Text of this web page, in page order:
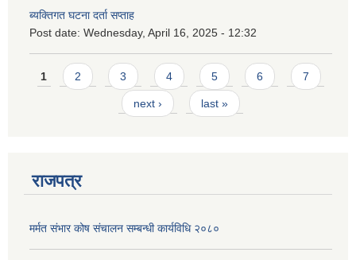
ब्यक्तिगत घटना दर्ता सप्ताह
Post date: Wednesday, April 16, 2025 - 12:32
Pages
1 2 3 4 5 6 7
next › last »
राजपत्र
मर्मत संभार कोष संचालन सम्बन्धी कार्यविधि २०८०